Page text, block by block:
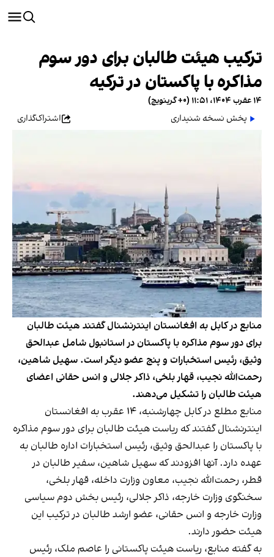
ترکیب هیئت طالبان برای دور سوم
مذاکره با پاکستان در ترکیه
۱۴ عقرب ۱۴۰۴، ۱۱:۵۱ (‎+۰ گرینویچ)
پخش نسخه شنیداری
اشتراک‌گذاری
منابع در کابل به افغانستان اینترنشنال گفتند هیئت طالبان
برای دور سوم مذاکره با پاکستان در استانبول شامل عبدالحق
وثیق، رئیس استخبارات و پنج عضو دیگر است. سهیل شاهین،
رحمت‌الله نجیب، قهار بلخی، ذاکر جلالی و انس حقانی اعضای
هیئت طالبان را تشکیل می‌دهند.
منابع مطلع در کابل چهارشنبه، ۱۴ عقرب به افغانستان
اینترنشنال گفتند که ریاست هیئت طالبان برای دور سوم مذاکره
با پاکستان را عبدالحق وثیق، رئیس استخبارات اداره طالبان به
عهده دارد. آنها افزودند که سهیل شاهین، سفیر طالبان در
قطر، رحمت‌الله نجیب، معاون وزارت داخله، قهار بلخی،
سخنگوی وزارت خارجه، ذاکر جلالی، رئیس بخش دوم سیاسی
وزارت خارجه و انس حقانی، عضو ارشد طالبان در ترکیب این
هیئت حضور دارند.
به گفته منابع، ریاست هیئت پاکستانی را عاصم ملک، رئیس